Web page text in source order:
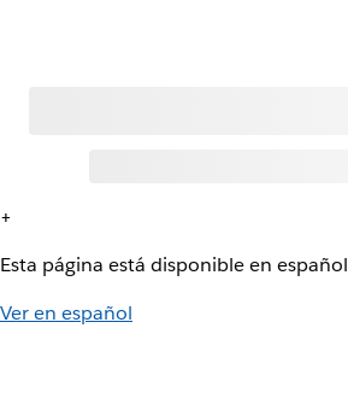
+
Esta página está disponible en español
Ver en español